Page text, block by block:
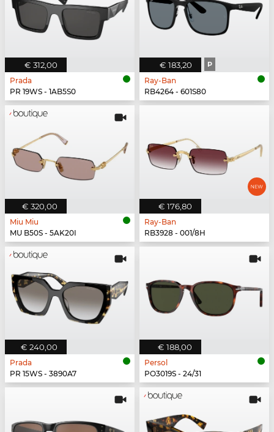
€ 312,00
Prada
PR 19WS - 1AB5S0
€ 183,20 P
Ray-Ban
RB4264 - 601S80
€ 320,00
Miu Miu
MU B50S - 5AK20I
€ 176,80
Ray-Ban
RB3928 - 001/8H
€ 240,00
Prada
PR 15WS - 3890A7
€ 188,00
Persol
PO3019S - 24/31